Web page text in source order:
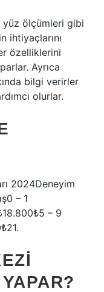
yüz ölçümleri gibi
ihtiyaçlarını
özelliklerini
Ayrıca
bilgi verirler
olurlar.
2024Deneyim
– 1
– 9